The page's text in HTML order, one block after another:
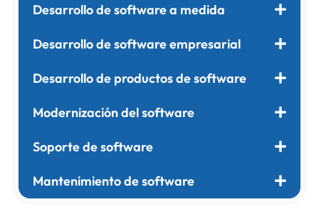
Desarrollo de software a medida
Desarrollo de software empresarial
Desarrollo de productos de software
Modernización del software
Soporte de software
Mantenimiento de software